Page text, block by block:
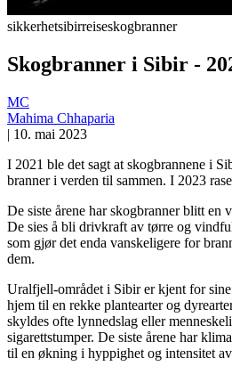
sikkerhetsibirreiseskogbranner
Skogbranner i Sibir -
MC
Mahima Chhaparia
| 10. mai 2023
I 2021 ble det sagt at skogbrannene i
branner i verden til sammen. I 2023
De siste årene har skogbranner blitt en
De sies å bli drivkraft av tørre og
som gjør det enda vanskeligere for
dem.
Uralfjell-området i Sibir er kjent for
hjem til en rekke plantearter og
skyldes ofte lynnedslag eller
sigarettstumper. De siste årene har
til en økning i hyppighet og intensitet